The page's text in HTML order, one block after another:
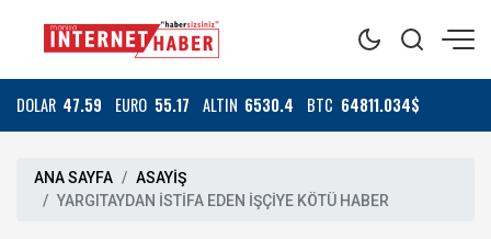
DOLAR 47.59 EURO 55.17 ALTIN 6530.4 BTC 64811.034$
ANA SAYFA
ASAYİŞ
YARGITAYDAN İSTİFA EDEN İŞÇİYE KÖTÜ HABER